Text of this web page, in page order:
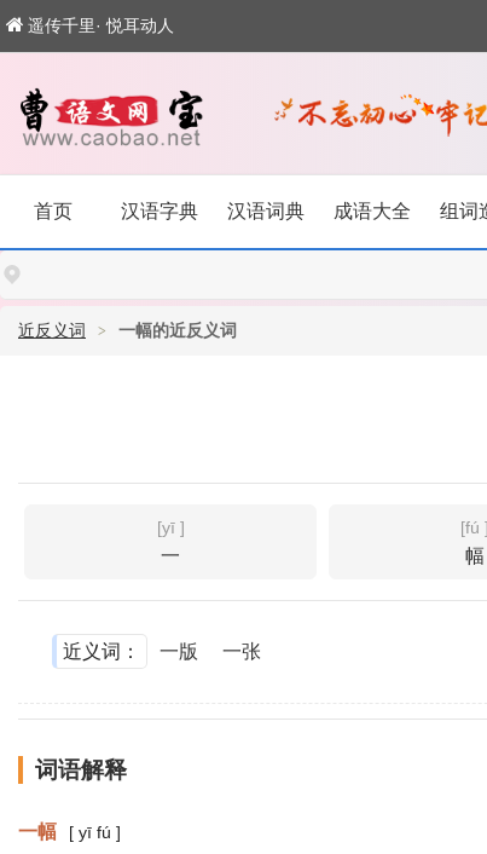
遥传千里· 悦耳动人
首页 汉语字典 汉语词典 成语大全 组词
近反义词 一幅的近反义词
[yī ]
一
[fú ]
幅
近义词： 一版 一张
词语解释
一幅 [ yī fú ]